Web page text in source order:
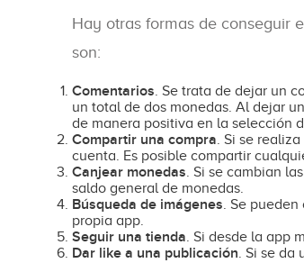
Hay otras formas de conseguir
son:
Comentarios . Se trata de dejar un
un total de dos monedas. Al dejar
de manera positiva en la selección
Compartir una compra . Si se
cuenta. Es posible compartir
Canjear monedas . Si se cambian
saldo general de monedas.
Búsqueda de imágenes . Se
propia app.
Seguir una tienda . Si desde la app
Dar like a una publicación . Si se